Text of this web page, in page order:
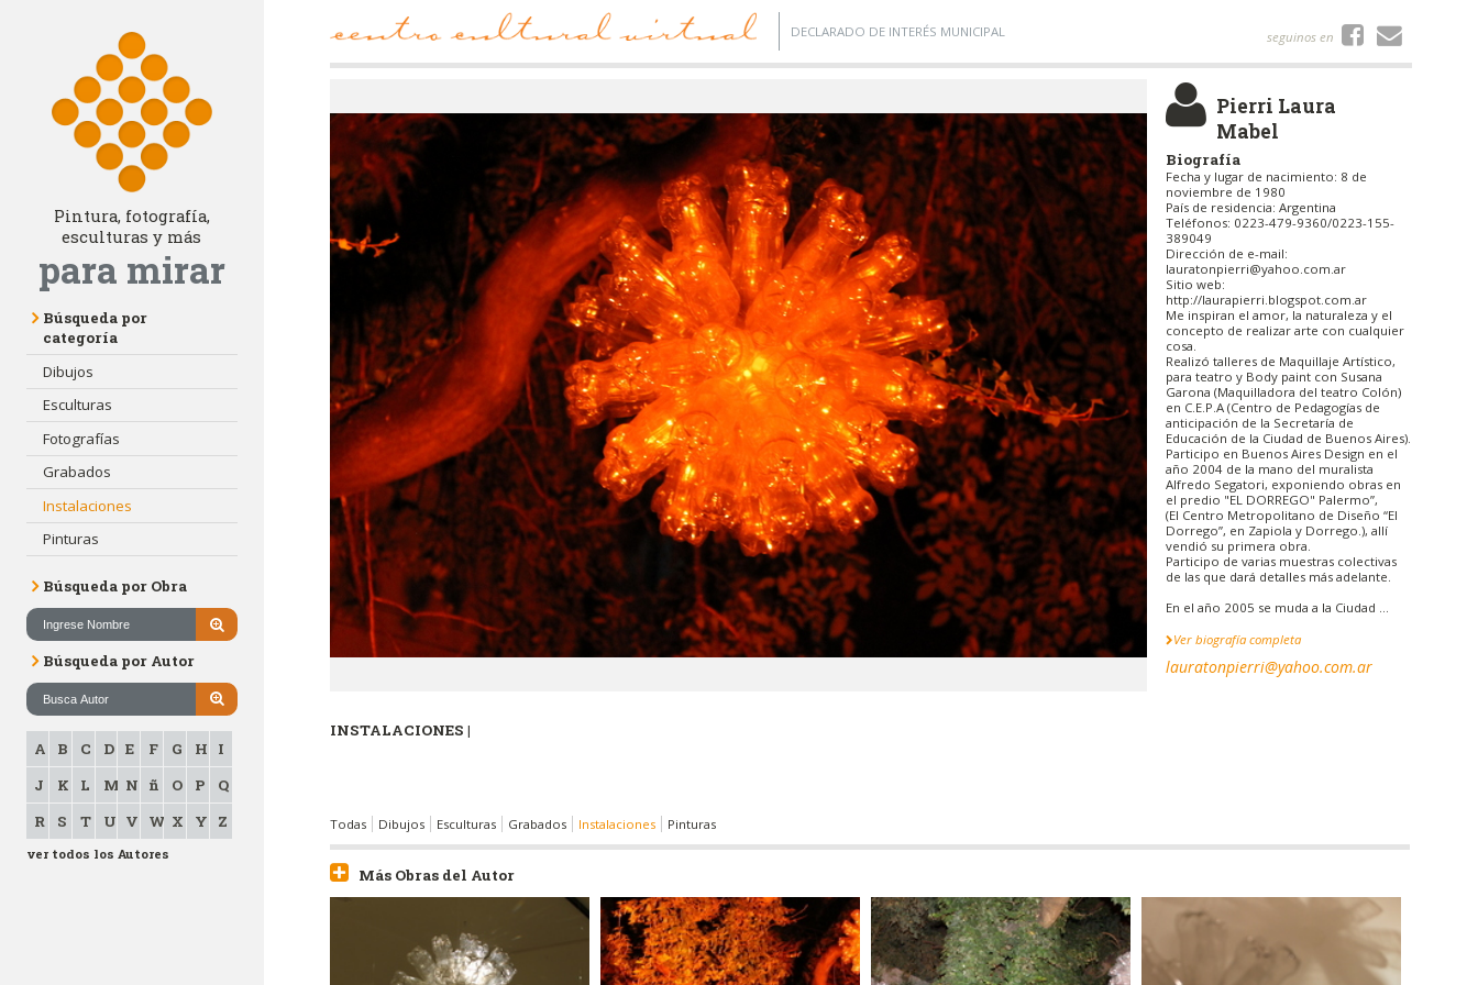
Pintura, fotografía,
esculturas y más
para mirar
Búsqueda por
categoría
Dibujos
Esculturas
Fotografías
Grabados
Instalaciones
Pinturas
Búsqueda por Obra
Búsqueda por Autor
A B C D E F G H
I
J
K L M N ñ O P
Q
R
S T U V W X Y Z
ver todos los Autores
DECLARADO DE INTERÉS MUNICIPAL seguinos en
INSTALACIONES |
Pierri Laura
Mabel
Biografía
Fecha y lugar de nacimiento: 8 de
noviembre de 1980
País de residencia: Argentina
Teléfonos: 0223-479-9360/0223-155-
389049
Dirección de e-mail:
lauratonpierri@yahoo.com.ar
Sitio web:
http://laurapierri.blogspot.com.ar
Me inspiran el amor, la naturaleza y el
concepto de realizar arte con cualquier
cosa.
Realizó talleres de Maquillaje Artístico,
para teatro y Body paint con Susana
Garona (Maquilladora del teatro Colón)
en C.E.P.A (Centro de Pedagogías de
anticipación de la Secretaría de
Educación de la Ciudad de Buenos Aires).
Participo en Buenos Aires Design en el
año 2004 de la mano del muralista
Alfredo Segatori, exponiendo obras en
el predio "EL DORREGO" Palermo”,
(El Centro Metropolitano de Diseño “El
Dorrego”, en Zapiola y Dorrego.), allí
vendió su primera obra.
Participo de varias muestras colectivas
de las que dará detalles más adelante.
En el año 2005 se muda a la Ciudad ...
Ver biografía completa
lauratonpierri@yahoo.com.ar
Todas Dibujos Esculturas Grabados Instalaciones Pinturas
Más Obras del Autor